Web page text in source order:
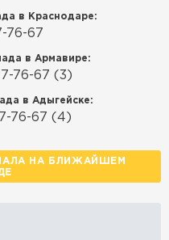
в Краснодаре:
76-67
в Армавире:
76-67 (3)
в Адыгейске:
76-67 (4)
НА БЛИЖАЙШЕМ